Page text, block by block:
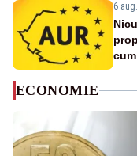
6
ECONOMIE